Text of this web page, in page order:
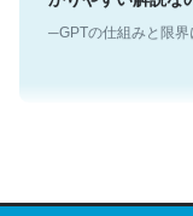
─GPTの仕組みと限
説してる記事が少